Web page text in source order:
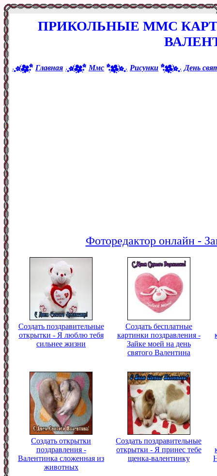
ПРИКОЛЬНЫЕ ММС
Главная Ммс Рисунки День
Фоторедактор онлайн -
Создать поздравительные
открытки - Я люблю тебя
сильнее жизни
Создать бесплатные
картинки поздравления -
Зайке моей на день
святого Валентина
Создать открытки
поздравления -
Валентинка сложенная из
животных
Создать поздравительные
открытки - Я принес тебе
щенка-валентинку